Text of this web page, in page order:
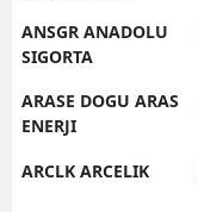
ANSGR ANADOLU
SIGORTA
ARASE DOGU ARAS
ENERJI
ARCLK ARCELIK